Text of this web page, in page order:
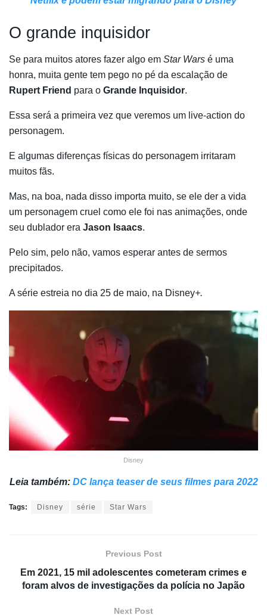
O grande inquisidor
Se para muitos atores fazer algo em Star Wars é uma
honra, muita gente tem pego no pé da escalação de
Rupert Friend para o Grande Inquisidor.
Essa será a primeira vez que veremos um live-action do
personagem.
E algumas diferenças físicas do personagem irritaram
muitos fãs.
Mas, na boa, nada disso importa muito, se ele der a vida
um personagem cruel como ele foi nas animações, onde
seu dublador era Jason Isaacs.
Pelo sim, pelo não, vamos esperar antes de sermos
precipitados.
A série estreia no dia 25 de maio, na Disney+.
Disney
Leia também: DC lança teaser de seus filmes para 2022
Tags: Disney série Star Wars
Previous Post
Em 2021, 15 mil adolescentes cometeram crimes e
foram alvos de investigações da polícia no Japão
Next Post